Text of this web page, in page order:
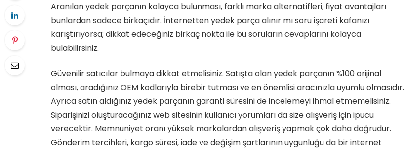
Aranılan yedek parçanın kolayca bulunması, farklı marka alternatifleri, fiyat avantajları
bunlardan sadece birkaçıdır. İnternetten yedek parça alınır mı soru işareti kafanızı
karıştırıyorsa; dikkat edeceğiniz birkaç nokta ile bu soruların cevaplarını kolayca
bulabilirsiniz.
Güvenilir satıcılar bulmaya dikkat etmelisiniz. Satışta olan yedek parçanın %100 orijinal
olması, aradığınız OEM kodlarıyla birebir tutması ve en önemlisi aracınızla uyumlu olmasıdır.
Ayrıca satın aldığınız yedek parçanın garanti süresini de incelemeyi ihmal etmemelisiniz.
Siparişinizi oluşturacağınız web sitesinin kullanıcı yorumları da size alışveriş için ipucu
verecektir. Memnuniyet oranı yüksek markalardan alışveriş yapmak çok daha doğrudur.
Gönderim tercihleri, kargo süresi, iade ve değişim şartlarının uygunluğu da bir internet